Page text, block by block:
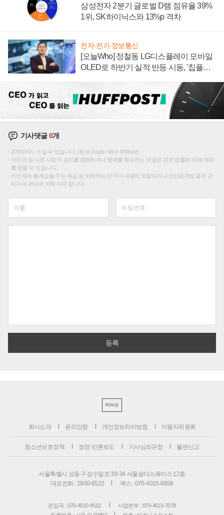
삼성전자 2분기 글로벌 D램 점유율 39%
1위, SK하이닉스와 13%p 격차
전자·전기·정보통신
[오늘Who] 정철동 LG디스플레이 모바일
OLED로 하반기 실적 반등 시동, '칩플레
기사댓글0개
200자까지 쓰실 수 있습니다. (현재 0 byte / 최대 400byte)
저작권 등 다른 사람의 권리를 침해하거나 명예를 훼손하는 댓글은 관련 법률에 의해 제재
를 받을 수 있습니다.
타인에게 불쾌감을 주는 욕설 등 비하하는 단어가 내용에 포함되거나 인신공격성 글은 관
리자의 판단에 의해 삭제 합니다.
PC버전
회사소개 윤리강령 개인정보처리방침 이용자위원회
청소년보호정책 정정·반론보도 기사심의규정 불편신고
서울특별시 성동구 성수일로 39-34 서울숲더스페이스 12층
대표전화 : 1800-6522
팩스 : 070-4015-8658
편집국 : 070-4010-8512
사업본부 : 070-4010-7078